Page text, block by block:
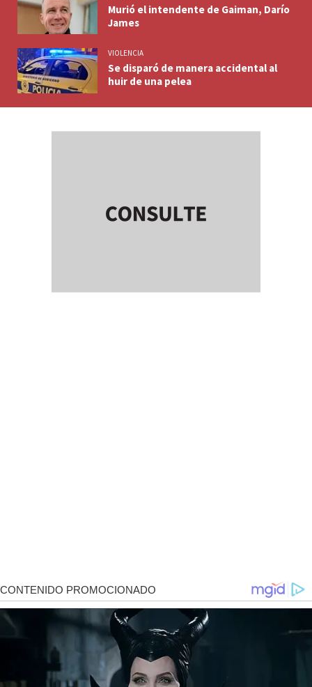
Murió el intendente de Gaiman, Darío
James
VIOLENCIA
Se disparó de manera accidental al
huir de una pelea